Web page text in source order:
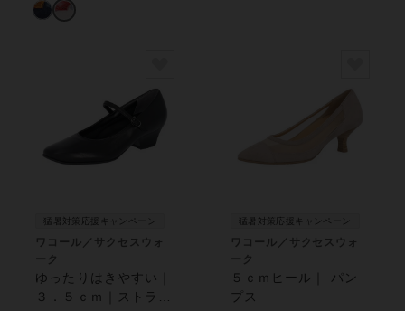
猛暑対策応援キャンペーン
ワコール／サクセスウォ
ーク
ゆったりはきやすい｜
３．５ｃｍ｜ストラッ
猛暑対策応援キャンペーン
ワコール／サクセスウォ
ーク
５ｃｍヒール｜ パン
プス